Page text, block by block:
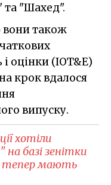
та "Шахед".
вони також
оцінки (IOT&E)
крок вдалося
випуску.
хотіли
базі зенітки
тепер мають